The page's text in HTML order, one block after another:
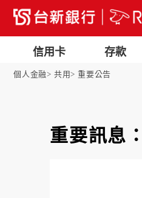
信用卡 存款
個人金融 共用 重要公告
重要訊息